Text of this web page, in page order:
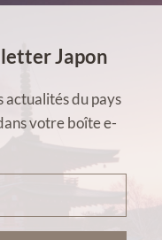
Japon
actualités du pays
votre boîte e-